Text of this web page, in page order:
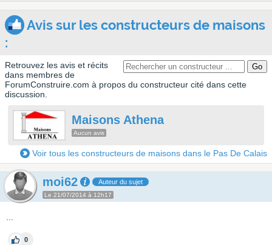
Avis sur les constructeurs de maisons
:
Retrouvez les avis et récits
dans membres de
ForumConstruire.com à propos du constructeur cité dans cette
discussion.
Maisons Athena
Aucun avis
Voir tous les constructeurs de maisons dans le Pas De Calais
moi62 Auteur du sujet
Le 21/07/2014 à 12h17
0